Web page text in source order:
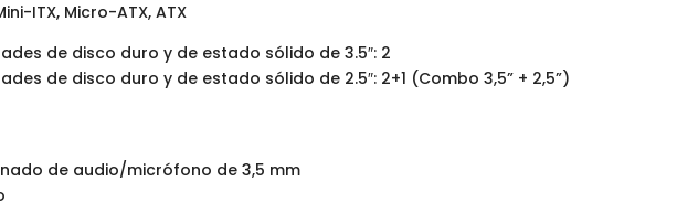
ITX, Micro-ATX, ATX
de disco duro y de estado sólido de 3.5″: 2
de disco duro y de estado sólido de 2.5″: 2+1 (Combo 3,5” + 2,5”)
de audio/micrófono de 3,5 mm